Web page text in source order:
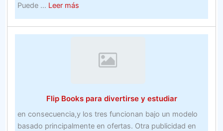
Puede ... Leer másabout
Realidad
sobre
inversión
–
Bienes
inmuebles
Flip Books para divertirse y estudiar
en consecuencia,y los tres funcionan bajo un modelo
basado principalmente en ofertas. Otra publicidad en